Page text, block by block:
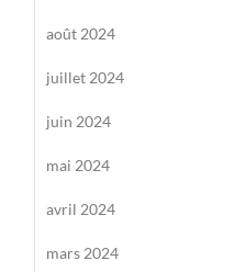
août 2024
juillet 2024
juin 2024
mai 2024
avril 2024
mars 2024